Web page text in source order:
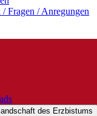
Fragen / Anregungen
des Erzbistums